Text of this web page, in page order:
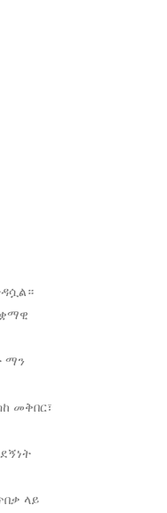
ማን
መቅበር፣
ላይ